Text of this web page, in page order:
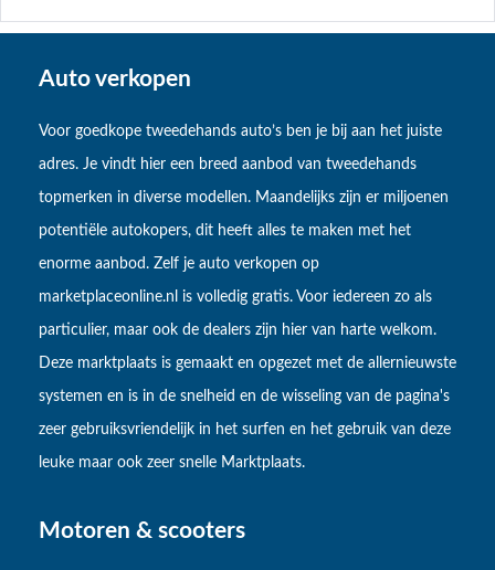
Auto verkopen
Voor goedkope tweedehands auto’s ben je bij aan het juiste
adres. Je vindt hier een breed aanbod van tweedehands
topmerken in diverse modellen. Maandelijks zijn er miljoenen
potentiële autokopers, dit heeft alles te maken met het
enorme aanbod. Zelf je auto verkopen op
marketplaceonline.nl is volledig gratis. Voor iedereen zo als
particulier, maar ook de dealers zijn hier van harte welkom.
Deze marktplaats is gemaakt en opgezet met de allernieuwste
systemen en is in de snelheid en de wisseling van de pagina's
zeer gebruiksvriendelijk in het surfen en het gebruik van deze
leuke maar ook zeer snelle Marktplaats.
Motoren & scooters